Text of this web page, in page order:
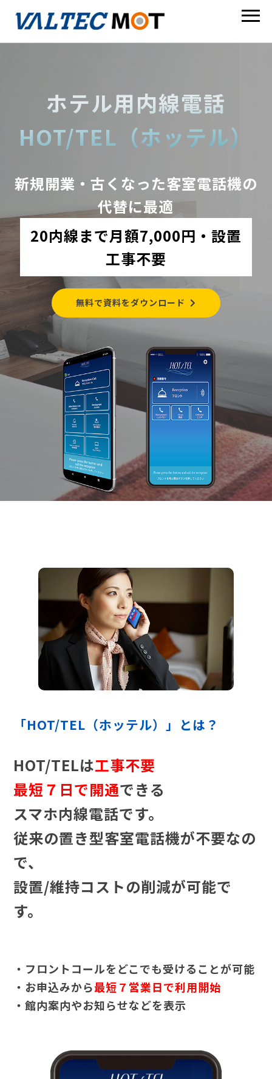
ホテル用内線電話
HOT/TEL（ホッテル）
新規開業・古くなった客室電話機の
代替に最適
20内線まで月額7,000円・設置
工事不要
無料で資料をダウンロード
「HOT/TEL（ホッテル）」とは？
HOT/TELは工事不要
最短７日で開通できる
スマホ内線電話です。
従来の置き型客室電話機が不要なの
で、
設置/維持コストの削減が可能で
す。
・フロントコールをどこでも受けることが可能
・お申込みから最短７営業日で利用開始
・館内案内やお知らせなどを表示